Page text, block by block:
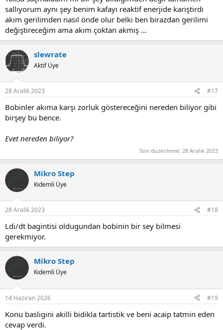
sallıyorum aynı şey benim kafayı reaktif enerjide kariştirdi
akım gerilimden nasıl önde olur belki ben birazdan gerilimi
değiştireceğim ama akım çoktan akmış …
slewrate
Aktif Üye
28 Aralık 2023 #17
Bobinler akıma karşı zorluk göstereceğini nereden biliyor gibi
birşey bu bence.
Evet nereden biliyor?
Son düzenleme: 28 Aralık 2023
Mikro Step
Kıdemli Üye
28 Aralık 2023 #18
Ldi/dt bagintisi oldugundan bobinin bir sey bilmesi
gerekmiyor.
Mikro Step
Kıdemli Üye
14 Haziran 2026 #19
Konu basligini akilli bidikla tartistik ve beni acaip tatmin eden
cevap verdi.